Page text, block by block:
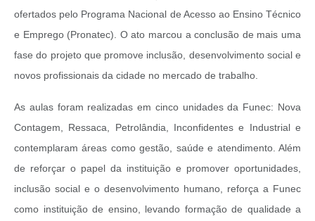
ofertados pelo Programa Nacional de Acesso ao Ensino Técnico
e Emprego (Pronatec). O ato marcou a conclusão de mais uma
fase do projeto que promove inclusão, desenvolvimento social e
novos profissionais da cidade no mercado de trabalho.
As aulas foram realizadas em cinco unidades da Funec: Nova
Contagem, Ressaca, Petrolândia, Inconfidentes e Industrial e
contemplaram áreas como gestão, saúde e atendimento. Além
de reforçar o papel da instituição e promover oportunidades,
inclusão social e o desenvolvimento humano, reforça a Funec
como instituição de ensino, levando formação de qualidade a